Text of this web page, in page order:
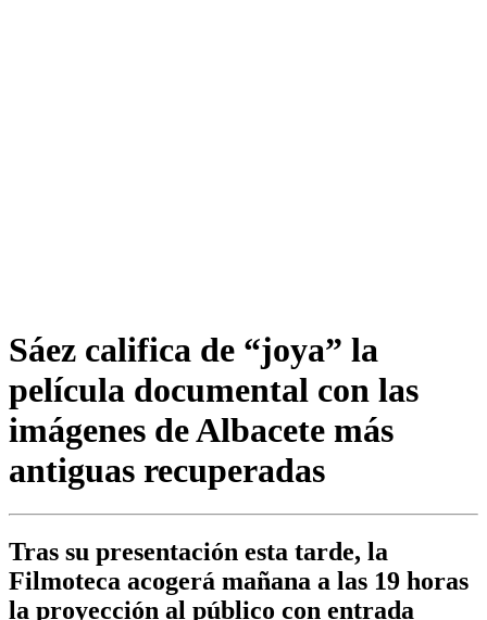
Sáez califica de “joya” la
película documental con las
imágenes de Albacete más
antiguas recuperadas
Tras su presentación esta tarde, la
Filmoteca acogerá mañana a las 19 horas
la proyección al público con entrada